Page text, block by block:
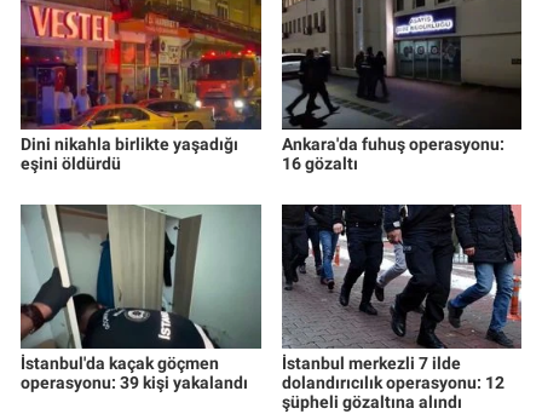
Dini nikahla birlikte yaşadığı
eşini öldürdü
Ankara'da fuhuş operasyonu:
16 gözaltı
İstanbul'da kaçak göçmen
operasyonu: 39 kişi yakalandı
İstanbul merkezli 7 ilde
dolandırıcılık operasyonu: 12
şüpheli gözaltına alındı